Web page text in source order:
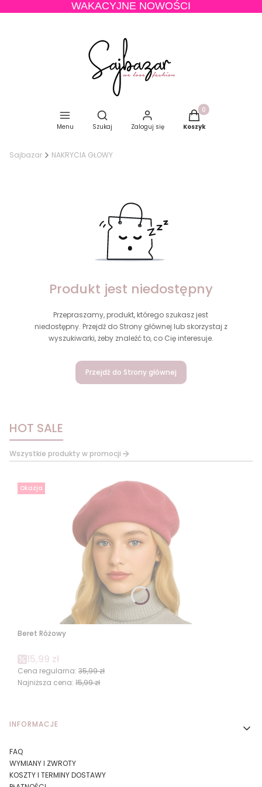
WAKACYJNE NOWOŚCI
Menu
Otwórz wyszukiwarkę
Szukaj Zaloguj się
Produkty w
Koszyk
Sajbazar NAKRYCIA GŁOWY
Produkt jest niedostępny
Przepraszamy, produkt, którego szukasz jest
niedostępny. Przejdź do Strony głównej lub skorzystaj z
wyszukiwarki, żeby znaleźć to, co Cię interesuje.
Przejdź do Strony głównej
HOT SALE
Wszystkie produkty w promocji
Okazja
Beret Różowy
Cena promocyjna
15,99 zł
Cena regularna: 35,99 zł
Najniższa cena: 15,99 zł
Linki w stopce
INFORMACJE
FAQ
WYMIANY I ZWROTY
KOSZTY I TERMINY DOSTAWY